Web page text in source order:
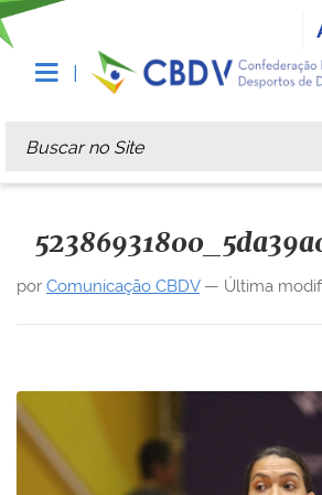
Busca
Busca Avançada…
por Comunicação CBDV— Última